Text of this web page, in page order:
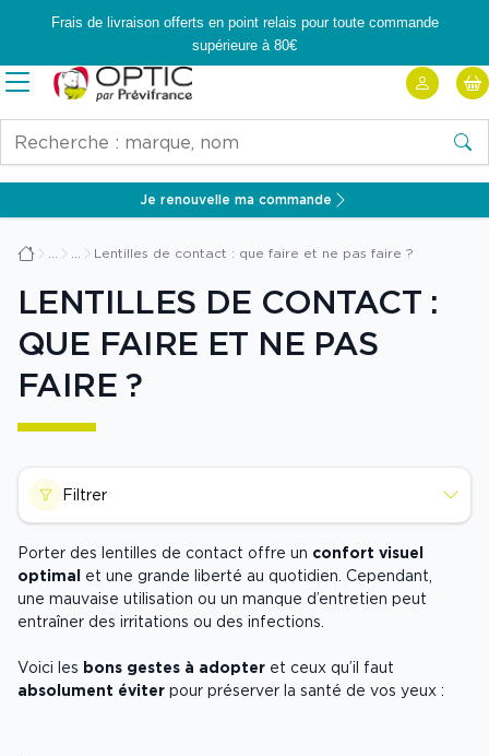
Frais de livraison offerts en point relais pour toute commande
supérieure à 80€
OuvrirAccueil
de
Je renouvelle ma commande
Accueil
Lentilles de contact : que faire et ne pas faire ?
LENTILLES DE CONTACT :
QUE FAIRE ET NE PAS
FAIRE ?
Filtrer
Porter des lentilles de contact offre un confort visuel
optimal et une grande liberté au quotidien. Cependant,
une mauvaise utilisation ou un manque d’entretien peut
entraîner des irritations ou des infections.
Voici les bons gestes à adopter et ceux qu’il faut
absolument éviter pour préserver la santé de vos yeux :